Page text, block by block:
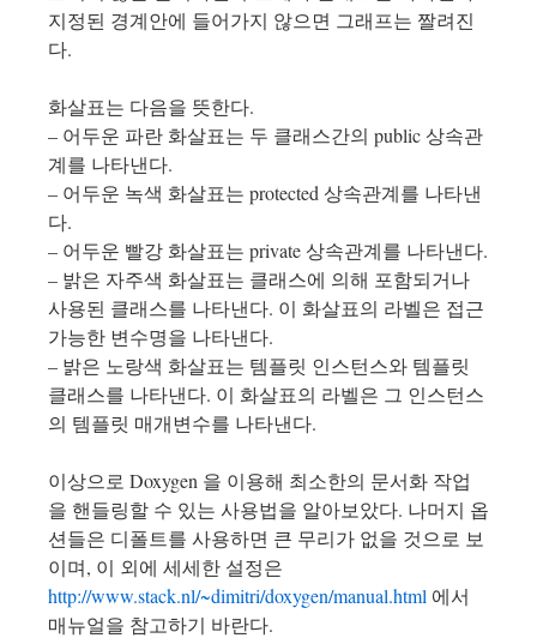
지정된 경계안에 들어가지 않으면 그래프는 짤려진
다.
화살표는 다음을 뜻한다.
– 어두운 파란 화살표는 두 클래스간의 public 상속관
계를 나타낸다.
– 어두운 녹색 화살표는 protected 상속관계를 나타낸
다.
– 어두운 빨강 화살표는 private 상속관계를 나타낸다.
– 밝은 자주색 화살표는 클래스에 의해 포함되거나
사용된 클래스를 나타낸다. 이 화살표의 라벨은 접근
가능한 변수명을 나타낸다.
– 밝은 노랑색 화살표는 템플릿 인스턴스와 템플릿
클래스를 나타낸다. 이 화살표의 라벨은 그 인스턴스
의 템플릿 매개변수를 나타낸다.
이상으로 Doxygen 을 이용해 최소한의 문서화 작업
을 핸들링할 수 있는 사용법을 알아보았다. 나머지 옵
션들은 디폴트를 사용하면 큰 무리가 없을 것으로 보
이며, 이 외에 세세한 설정은
http://www.stack.nl/~dimitri/doxygen/manual.html 에서
매뉴얼을 참고하기 바란다.